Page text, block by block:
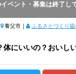
イベント・募集は終了し
16:00
養父市｜ ふるさとづくり協
にいいの？おいし